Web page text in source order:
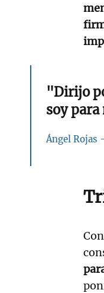
"Dirijo
soy
Ángel Rojas